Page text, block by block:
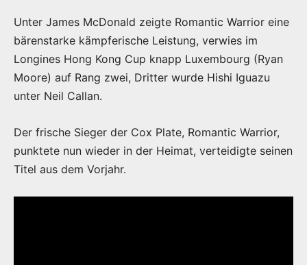
Unter James McDonald zeigte Romantic Warrior eine
bärenstarke kämpferische Leistung, verwies im
Longines Hong Kong Cup knapp Luxembourg (Ryan
Moore) auf Rang zwei, Dritter wurde Hishi Iguazu
unter Neil Callan.
Der frische Sieger der Cox Plate, Romantic Warrior,
punktete nun wieder in der Heimat, verteidigte seinen
Titel aus dem Vorjahr.